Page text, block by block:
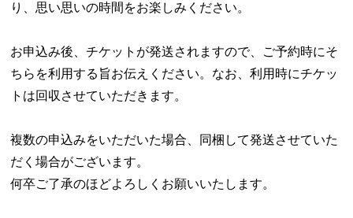
り、思い思いの時間をお楽しみください。
お申込み後、チケットが発送されますので、ご予約時にそ
ちらを利用する旨お伝えください。なお、利用時にチケッ
トは回収させていただきます。
複数の申込みをいただいた場合、同梱して発送させていた
だく場合がございます。
何卒ご了承のほどよろしくお願いいたします。